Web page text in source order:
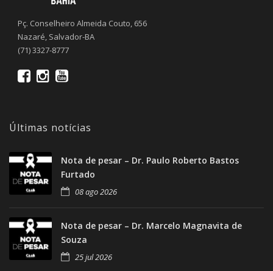
Pç. Conselheiro Almeida Couto, 656
Nazaré, Salvador-BA
(71) 3327-8777
Últimas notícias
Nota de pesar – Dr. Paulo Roberto Bastos
Furtado
08 ago 2026
Nota de pesar – Dr. Marcelo Magnavita de
Souza
25 jul 2026